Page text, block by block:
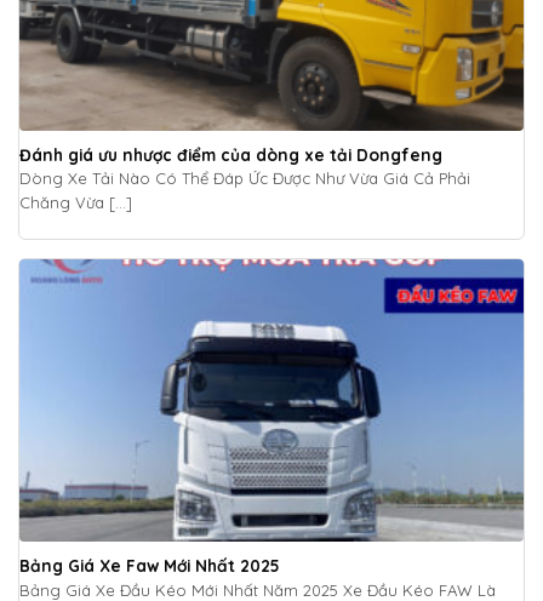
Đánh giá ưu nhược điểm của dòng xe tải Dongfeng
Dòng Xe Tải Nào Có Thể Đáp Ức Được Như Vừa Giá Cả Phải
Chăng Vừa [...]
Bảng Giá Xe Faw Mới Nhất 2025
Bảng Giá Xe Đầu Kéo Mới Nhất Năm 2025 Xe Đầu Kéo FAW Là